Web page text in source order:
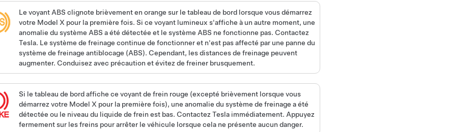
Le voyant ABS clignote brièvement en orange sur le tableau de bordlorsque vous démarrez
votre Model X pour la première fois. Si ce voyant lumineux s'affiche à un autre moment, une
anomalie du système ABS a été détectée et le système ABS ne fonctionne pas. Contactez
Tesla. Le système de freinage continue de fonctionner et n'est pas affecté par une panne du
système de freinage antiblocage (ABS). Cependant, les distances de freinage peuvent
augmenter. Conduisez avec précaution et évitez de freiner brusquement.
Si le tableau de bordaffiche ce voyant de frein rouge (excepté brièvement lorsque vous
démarrez votre Model X pour la première fois), une anomalie du système de freinage a été
détectée ou le niveau du liquide de frein est bas. Contactez Tesla immédiatement. Appuyez
fermement sur les freins pour arrêter le véhicule lorsque cela ne présente aucun danger.